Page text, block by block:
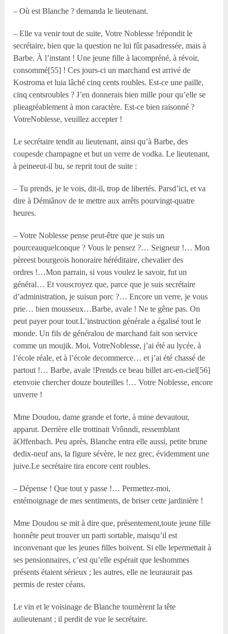
– Où est Blanche ? demanda le lieutenant.
– Elle va venir tout de suite, Votre Noblesse !répondit le
secrétaire, bien que la question ne lui fût pasadressée, mais à
Barbe. À l’instant ! Une jeune fille à lacompréné, à révoir,
consommé[55] ! Ces jours-ci un marchand est arrivé de
Kostroma et luia lâché cinq cents roubles. Est-ce une paille,
cinq centsroubles ? J’en donnerais bien mille pour qu’elle se
plieagréablement à mon caractère. Est-ce bien raisonné ?
VotreNoblesse, veuillez accepter !
Le secrétaire tendit au lieutenant, ainsi qu’à Barbe, des
coupesde champagne et but un verre de vodka. Le lieutenant,
à peineeut-il bu, se reprit tout de suite :
– Tu prends, je le vois, dit-il, trop de libertés. Parsd’ici, et va
dire à Démiânov de te mettre aux arrêts pourvingt-quatre
heures.
– Votre Noblesse pense peut-être que je suis un
pourceauquelconque ? Vous le pensez ?… Seigneur !… Mon
pèreest bourgeois honoraire héréditaire, chevalier des
ordres !…Mon parrain, si vous voulez le savoir, fut un
général… Et vouscroyez que, parce que je suis secrétaire
d’administration, je suisun porc ?… Encore un verre, je vous
prie… bien mousseux…Barbe, avale ! Ne te gêne pas. On
peut payer pour tout.L’instruction générale a égalisé tout le
monde. Un fils de généralou de marchand fait son service
comme un moujik. Moi, VotreNoblesse, j’ai été au lycée, à
l’école réale, et à l’école decommerce… et j’ai été chassé de
partout !… Barbe, avale !Prends ce beau billet arc-en-ciel[56]
etenvoie chercher douze bouteilles !… Votre Noblesse, encore
unverre !
Mme Doudou, dame grande et forte, à mine devautour,
apparut. Derrière elle trottinait Vrônndi, ressemblant
àOffenbach. Peu après, Blanche entra elle aussi, petite brune
dedix-neuf ans, la figure sévère, le nez grec, évidemment une
juive.Le secrétaire tira encore cent roubles.
– Dépense ! Que tout y passe !… Permettez-moi,
entémoignage de mes sentiments, de briser cette jardinière !
Mme Doudou se mit à dire que, présentement,toute jeune fille
honnête peut trouver un parti sortable, maisqu’il est
inconvenant que les jeunes filles boivent. Si elle lepermettait à
ses pensionnaires, c’est qu’elle espérait que leshommes
présents étaient sérieux ; les autres, elle ne leuraurait pas
permis de rester céans.
Le vin et le voisinage de Blanche tournèrent la tête
aulieutenant ; il perdit de vue le secrétaire.